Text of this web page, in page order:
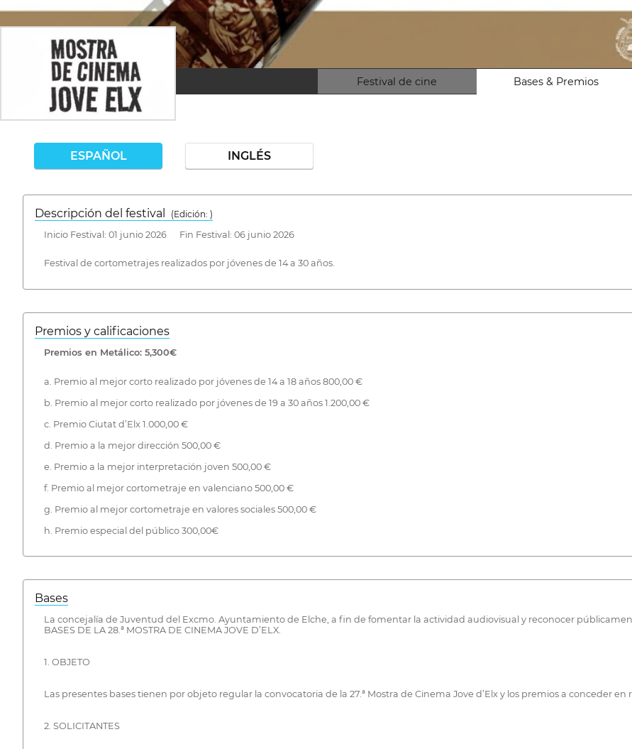
Festival de cine Bases & Premios
ESPAÑOL INGLÉS
Descripción del festival
( Edición: )
Inicio Festival: 01 junio 2026 Fin Festival: 06 junio 2026
Festival de cortometrajes realizados por jóvenes de 14 a 30 años.
Premios y calificaciones
Premios en Metálico: 5,300€
a. Premio al mejor corto realizado por jóvenes de 14 a 18 años 800,00 €
b. Premio al mejor corto realizado por jóvenes de 19 a 30 años 1.200,00 €
c. Premio Ciutat d’Elx 1.000,00 €
d. Premio a la mejor dirección 500,00 €
e. Premio a la mejor interpretación joven 500,00 €
f. Premio al mejor cortometraje en valenciano 500,00 €
g. Premio al mejor cortometraje en valores sociales 500,00 €
h. Premio especial del público 300,00€
Bases
La concejalía de Juventud del Excmo. Ayuntamiento de Elche, a fin de fomentar la actividad audiovisual y reconocer
BASES DE LA 28.ª MOSTRA DE CINEMA JOVE D’ELX.
1. OBJETO
Las presentes bases tienen por objeto regular la convocatoria de la 27.ª Mostra de Cinema Jove d’Elx y los premios a conceder
2. SOLICITANTES